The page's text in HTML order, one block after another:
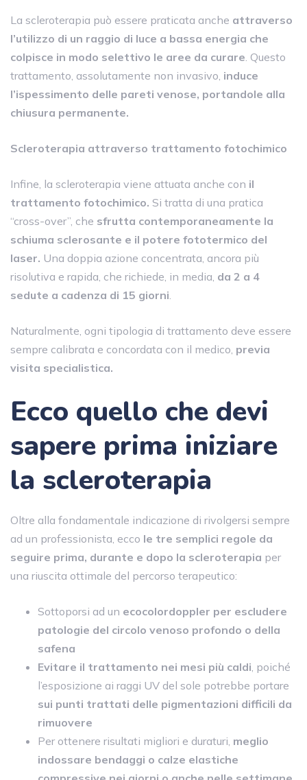
La scleroterapia può essere praticata anche attraverso
l’utilizzo di un raggio di luce a bassa energia che
colpisce in modo selettivo le aree da curare. Questo
trattamento, assolutamente non invasivo, induce
l’ispessimento delle pareti venose, portandole alla
chiusura permanente.
Scleroterapia attraverso trattamento fotochimico
Infine, la scleroterapia viene attuata anche con il
trattamento fotochimico. Si tratta di una pratica
“cross-over”, che sfrutta contemporaneamente la
schiuma sclerosante e il potere fototermico del
laser. Una doppia azione concentrata, ancora più
risolutiva e rapida, che richiede, in media, da 2 a 4
sedute a cadenza di 15 giorni.
Naturalmente, ogni tipologia di trattamento deve essere
sempre calibrata e concordata con il medico, previa
visita specialistica.
Ecco quello che devi
sapere prima iniziare
la scleroterapia
Oltre alla fondamentale indicazione di rivolgersi sempre
ad un professionista, ecco le tre semplici regole da
seguire prima, durante e dopo la scleroterapia per
una riuscita ottimale del percorso terapeutico:
Sottoporsi ad un ecocolordoppler per escludere
patologie del circolo venoso profondo o della
safena
Evitare il trattamento nei mesi più caldi, poiché
l’esposizione ai raggi UV del sole potrebbe portare
sui punti trattati delle pigmentazioni difficili da
rimuovere
Per ottenere risultati migliori e duraturi, meglio
indossare bendaggi o calze elastiche